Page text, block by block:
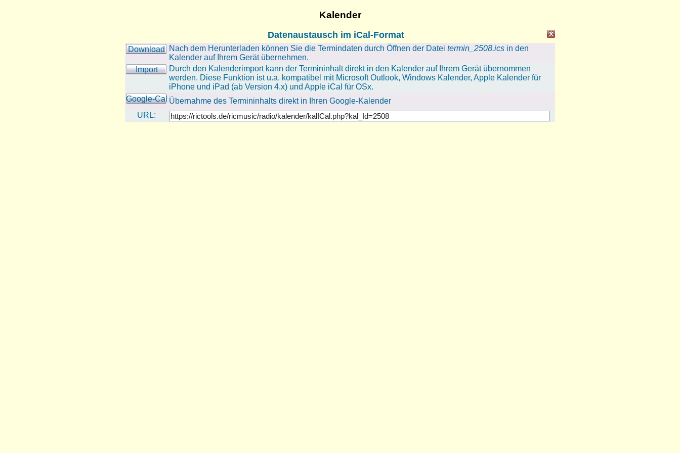
Kalender
Datenaustausch im iCal-Format
Download Nach dem Herunterladen können Sie die Termindaten durch Öffnen der Datei termin_2508.ics in den
Kalender auf Ihrem Gerät übernehmen.
Import
Durch den Kalenderimport kann der Termininhalt direkt in den Kalender auf Ihrem Gerät übernommen
werden. Diese Funktion ist u.a. kompatibel mit Microsoft Outlook, Windows Kalender, Apple Kalender für
iPhone und iPad (ab Version 4.x) und Apple iCal für OSx.
Google-Cal Übernahme des Termininhalts direkt in Ihren Google-Kalender
URL: